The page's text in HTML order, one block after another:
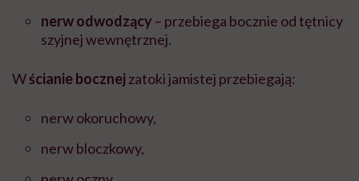
nerw odwodzący – przebiega bocznie od tętnicy
szyjnej wewnętrznej.
Wścianie bocznej zatoki jamistej przebiegają:
nerw okoruchowy,
nerw bloczkowy,